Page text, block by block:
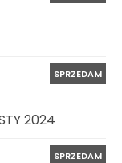
SPRZEDAM
2024
SPRZEDAM